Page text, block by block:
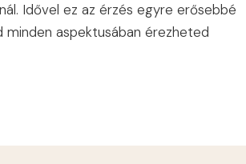
Idővel ez az érzés egyre erősebbé
minden aspektusában érezheted